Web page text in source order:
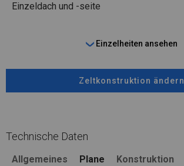
Einzeldach und -seite
Einzelheiten ansehen
Zeltkonstruktion ändern
Technische Daten
Allgemeines Plane Konstruktion